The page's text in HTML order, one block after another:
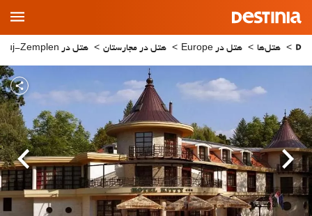
Main
Menu
هتل‌ها هتل در Europe هتل در مجارستان هتل در Borsod-Abauj-Zemplen
قبلی بعدی